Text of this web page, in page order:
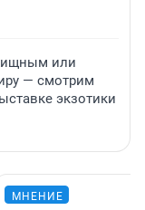
или
— смотрим
экзотики
МНЕНИЕ